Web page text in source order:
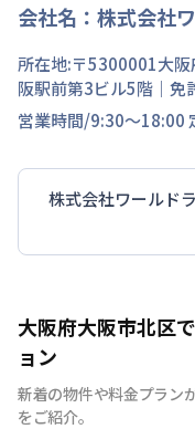
会社名： 株式会社
所在地:〒5300001大阪
阪駅前第3ビル5階 ｜免
営業時間/9:30～18:00
株式会社ワールド
大阪府大阪市北区
ョン
新着の物件や料金プラン
をご紹介。